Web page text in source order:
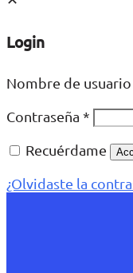
Login
Nombre de
Contraseña *
Recuérdame
¿Olvidaste la